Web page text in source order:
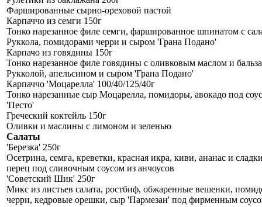
Фаршированные сырно-ореховой пастой
Карпаччо из семги 150г
Тонко нарезанное филе семги, фаршированное шпинатом с
Руккола, помидорами черри и сыром 'Грана Подано'
Карпачо из говядины 150г
Тонко нарезанное филе говядины с оливковым маслом и
Рукколой, апельсином и сыром 'Грана Подано'
Карпаччо 'Моцарелла' 100/40/125/40г
Тонко нарезанные сыр Моцарелла, помидоры, авокадо под
'Песто'
Греческий коктейль 150г
Оливки и маслины с лимоном и зеленью
Салаты
'Березка' 250г
Осетрина, семга, креветки, красная икра, киви, ананас и
перец под сливочным соусом из анчоусов
'Советский Шик' 250г
Микс из листьев салата, ростбиф, обжаренные вешенки,
черри, кедровые орешки, сыр 'Пармезан' под фирменным